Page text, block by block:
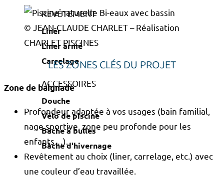
REVÊTEMENT
Liner
Liner armé
Carrelage
ACCESSOIRES
Douche
Vélo de piscine
Bâche à bulles
Bâche d'hivernage
© JEAN-CLAUDE CHARLET – Réalisation
CHARLET PISCINES
LES ZONES CLÉS DU PROJET
Zone de baignade
Profondeur adaptée à vos usages (bain familial,
nage sportive, zone peu profonde pour les
enfants…).
Revêtement au choix (liner, carrelage, etc.) avec
une couleur d’eau travaillée.